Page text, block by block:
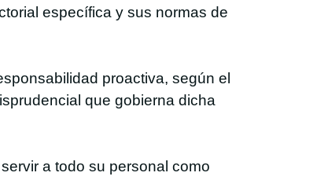
específica y sus normas de
proactiva, según el
que gobierna dicha
a todo su personal como